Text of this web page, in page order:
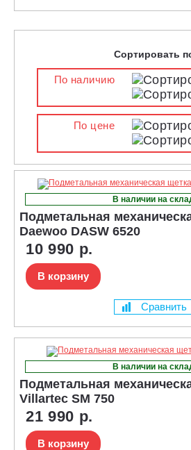
Сортировать
По наличию
По цене
В наличии на
Подметальная
Daewoo DASW 6520
10 990 р.
В корзину
Сравнить
В наличии на
Подметальная
Villartec SM 750
21 990 р.
В корзину